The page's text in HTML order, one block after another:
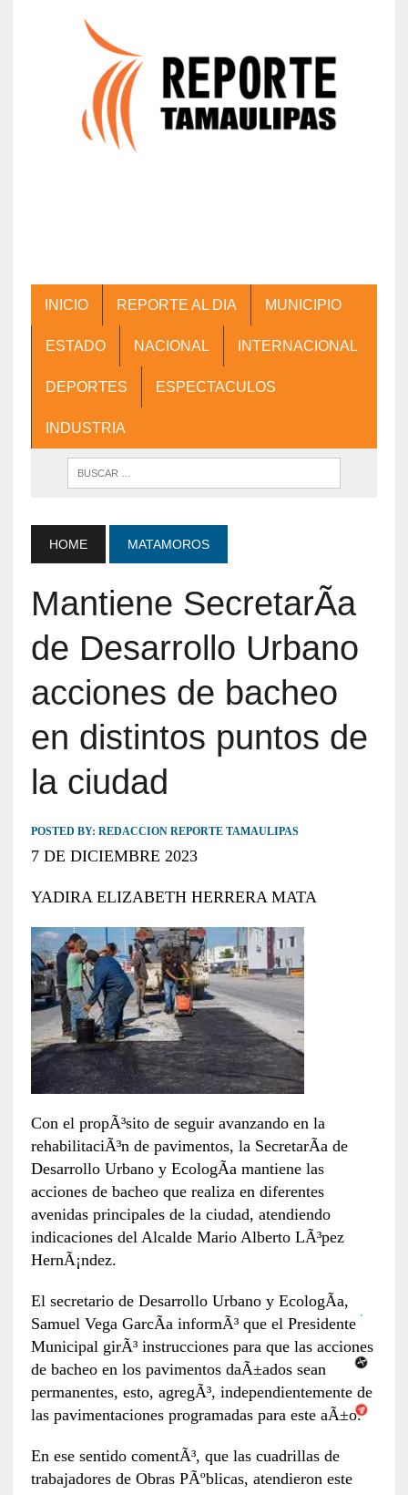
INICIO REPORTE AL DIA MUNICIPIO
ESTADO NACIONAL INTERNACIONAL
DEPORTES ESPECTACULOS
INDUSTRIA
HOME MATAMOROS
Mantiene SecretarÃ­a
de Desarrollo Urbano
acciones de bacheo
en distintos puntos de
la ciudad
POSTED BY: REDACCION REPORTE TAMAULIPAS
7 DE DICIEMBRE 2023
YADIRA ELIZABETH HERRERA MATA
Con el propÃ³sito de seguir avanzando en la
rehabilitaciÃ³n de pavimentos, la SecretarÃ­a de
Desarrollo Urbano y EcologÃ­a mantiene las
acciones de bacheo que realiza en diferentes
avenidas principales de la ciudad, atendiendo
indicaciones del Alcalde Mario Alberto LÃ³pez
HernÃ¡ndez.
El secretario de Desarrollo Urbano y EcologÃ­a,
Samuel Vega GarcÃ­a informÃ³ que el Presidente
Municipal girÃ³ instrucciones para que las acciones
de bacheo en los pavimentos daÃ±ados sean
permanentes, esto, agregÃ³, independientemente de
las pavimentaciones programadas para este aÃ±o.
En ese sentido comentÃ³, que las cuadrillas de
trabajadores de Obras PÃºblicas, atendieron este